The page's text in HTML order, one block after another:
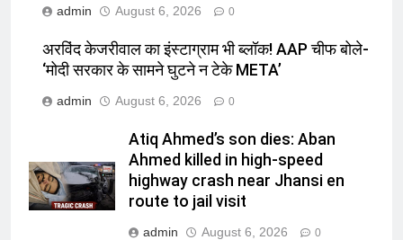
admin August 6, 2026 0
अरविंद केजरीवाल का इंस्टाग्राम भी ब्लॉक! AAP चीफ बोले-
‘मोदी सरकार के सामने घुटने न टेके META’
admin August 6, 2026 0
Atiq Ahmed’s son dies: Aban
Ahmed killed in high-speed
highway crash near Jhansi en
route to jail visit
admin August 6, 2026 0